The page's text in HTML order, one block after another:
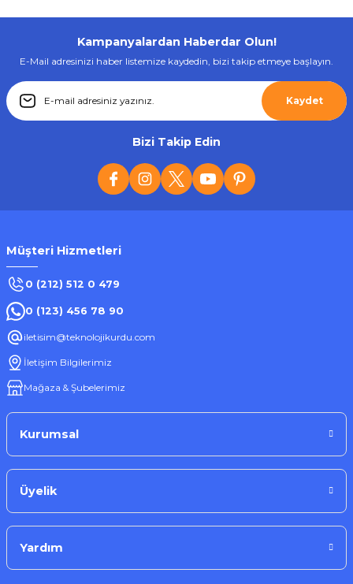
Kampanyalardan Haberdar Olun!
E-Mail adresinizi haber listemize kaydedin, bizi takip etmeye başlayın.
Kaydet
Bizi Takip Edin
Müşteri Hizmetleri
0 (212) 512 0 479
0 (123) 456 78 90
iletisim@teknolojikurdu.com
İletişim Bilgilerimiz
Mağaza & Şubelerimiz
Kurumsal
Üyelik
Yardım